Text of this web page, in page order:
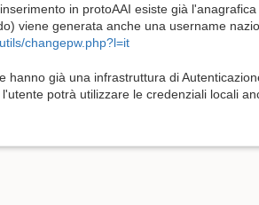
in protoAAI esiste già
viene generata anche una username
changepw.php?l=it
hanno già una infrastruttura di
potrà utilizzare le credenziali locali